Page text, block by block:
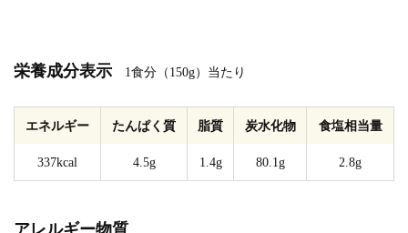
栄養成分表示 1食分（150g）当たり
エネルギー たんぱく質 脂質 炭水化物 食塩相当量
337kcal 4.5g 1.4g 80.1g 2.8g
アレルギー物質